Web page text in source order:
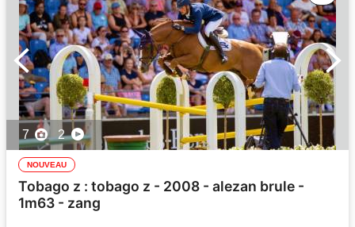
7 2
NOUVEAU
Tobago z : tobago z - 2008 - alezan brule -
1m63 - zang